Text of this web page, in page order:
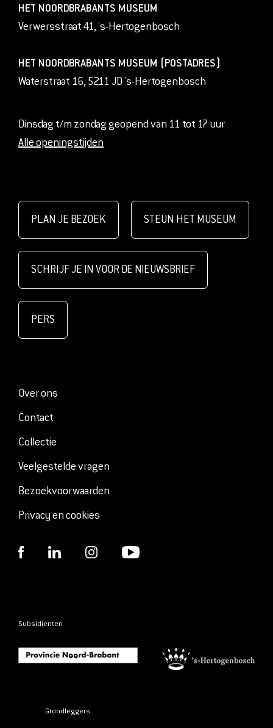
HET NOORDBRABANTS MUSEUM
Verwersstraat 41, 's-Hertogenbosch
HET NOORDBRABANTS MUSEUM (POSTADRES)
Waterstraat 16, 5211 JD 's-Hertogenbosch
Dinsdag t/m zondag geopend van 11 tot 17 uur
Alle openingstijden
PLAN JE BEZOEK STEUN HET MUSEUM
SCHRIJF JE IN VOOR DE NIEUWSBRIEF
PERS
Over ons
Contact
Collectie
Veelgestelde vragen
Bezoekvoorwaarden
Privacy en cookies
Subsidienten
Grondleggers